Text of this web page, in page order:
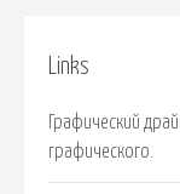
Links
Графический
графического.